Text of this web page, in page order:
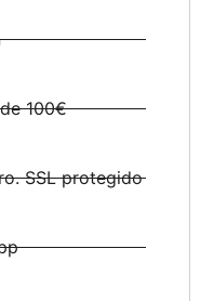
100€
SSL protegido